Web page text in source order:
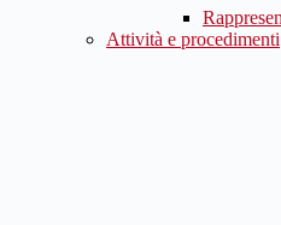
Attività e procedimenti